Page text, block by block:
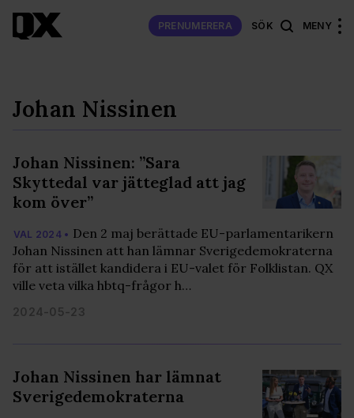
PRENUMERERA SÖK MENY
Johan Nissinen
Johan Nissinen: ”Sara
Skyttedal var jätteglad att jag
kom över”
VAL 2024 • Den 2 maj berättade EU-parlamentarikern
Johan Nissinen att han lämnar Sverigedemokraterna
för att istället kandidera i EU-valet för Folklistan. QX
ville veta vilka hbtq-frågor h…
2024-05-23
Johan Nissinen har lämnat
Sverigedemokraterna